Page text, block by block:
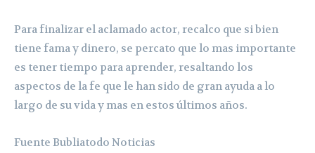
Para finalizar el aclamado actor, recalco que si bien
tiene fama y dinero, se percato que lo mas importante
es tener tiempo para aprender, resaltando los
aspectos de la fe que le han sido de gran ayuda a lo
largo de su vida y mas en estos últimos años.
Fuente Bubliatodo Noticias